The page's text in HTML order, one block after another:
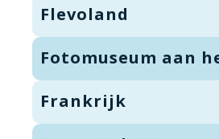
Flevoland
Fotomuseum aan
Frankrijk